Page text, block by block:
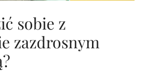
sobie z
zazdrosnym